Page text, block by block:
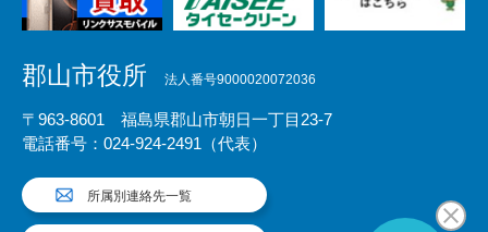
郡山市役所 法人番号9000020072036
〒963-8601 福島県郡山市朝日一丁目23-7
電話番号：024-924-2491（代表）
所属別連絡先一覧